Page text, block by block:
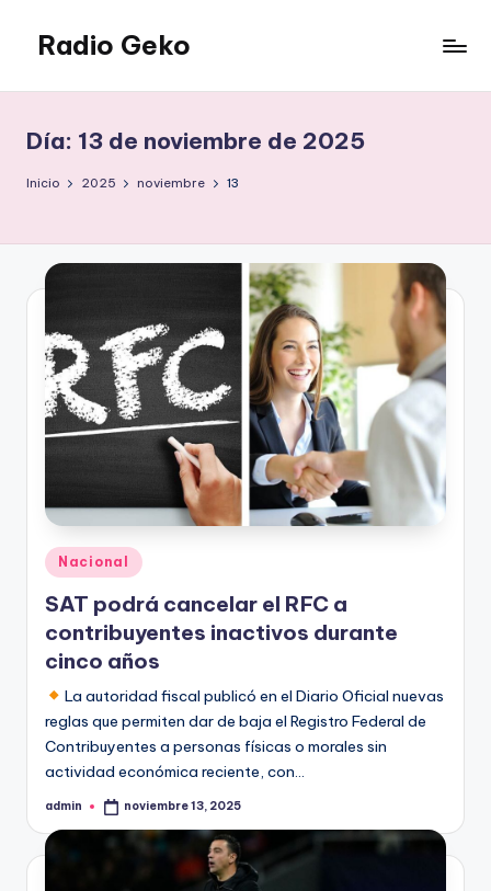
Saltar
contenido
Radio Geko
Día: 13 de noviembre de 2025
Inicio 2025 noviembre 13
Publicado
en
Nacional
SAT podrá cancelar el RFC a
contribuyentes inactivos durante
cinco años
La autoridad fiscal publicó en el Diario Oficial nuevas
reglas que permiten dar de baja el Registro Federal de
Contribuyentes a personas físicas o morales sin
actividad económica reciente, con…
Publicado
admin noviembre 13, 2025